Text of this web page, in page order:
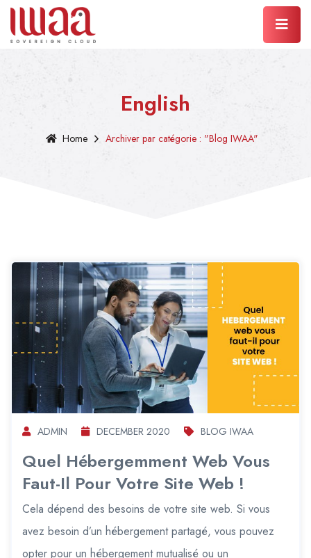
English
Home Archiver par catégorie : "Blog IWAA"
ADMIN DECEMBER 2020 BLOG IWAA
Quel Hébergemment Web Vous
Faut-Il Pour Votre Site Web !
Cela dépend des besoins de votre site web. Si vous
avez besoin d’un hébergement partagé, vous pouvez
opter pour un hébergement mutualisé ou un